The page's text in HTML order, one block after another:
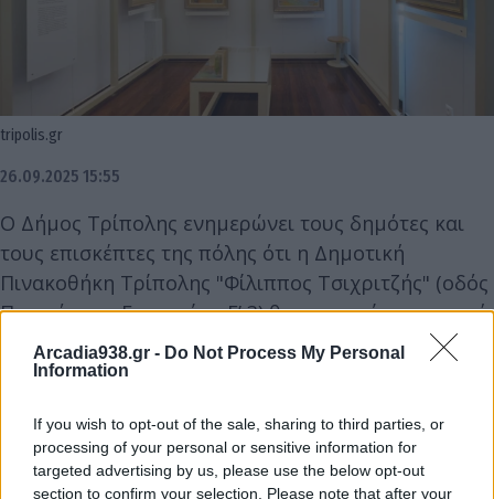
Arcadia938.gr - Do Not Process My Personal
Information
If you wish to opt-out of the sale, sharing to third parties, or
processing of your personal or sensitive information for
targeted advertising by us, please use the below opt-out
section to confirm your selection. Please note that after your
tripolis.gr
26.09.2025 15:55
Ο Δήμος Τρίπολης ενημερώνει τους δημότες και
τους επισκέπτες της πόλης ότι η Δημοτική
Πινακοθήκη Τρίπολης "Φίλιππος Τσιχριτζής" (οδός
Πατριάρχου Γρηγορίου Ε’ 3) θα παραμείνει ανοιχτή
για το κοινό το Σάββατο 27 Σεπτεμβρίου 2025 και
την Κυριακή 28 Σεπτεμβρίου 2025, από τις 11:00 το
Καλούμε όλους τους συμπολίτες μας να